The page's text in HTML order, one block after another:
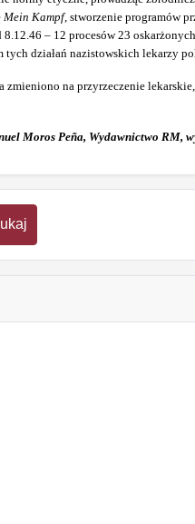
Mein Kampf, stworzenie programów
– 12 procesów 23
tych działań nazistowskich lekarzy
na przyrzeczenie
Moros Peña, Wydawnictwo RM,